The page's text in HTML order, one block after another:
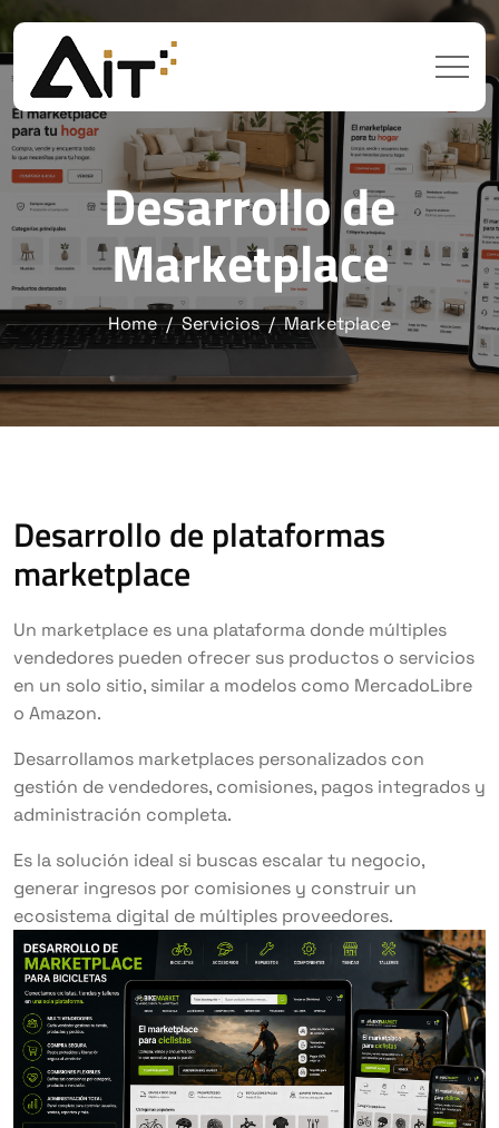
Desarrollo de
Marketplace
Home Servicios Marketplace
Desarrollo de plataformas
marketplace
Un marketplace es una plataforma donde múltiples
vendedores pueden ofrecer sus productos o servicios
en un solo sitio, similar a modelos como MercadoLibre
o Amazon.
Desarrollamos marketplaces personalizados con
gestión de vendedores, comisiones, pagos integrados y
administración completa.
Es la solución ideal si buscas escalar tu negocio,
generar ingresos por comisiones y construir un
ecosistema digital de múltiples proveedores.